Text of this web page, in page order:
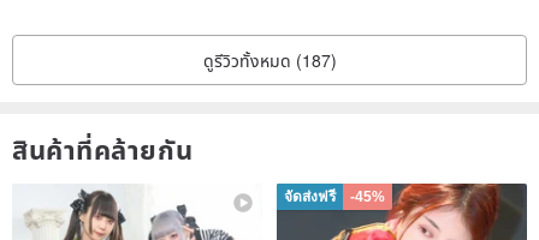
ดูรีวิวทั้งหมด (187)
สินค้าที่คล้ายกัน
จัดส่งฟรี -45%